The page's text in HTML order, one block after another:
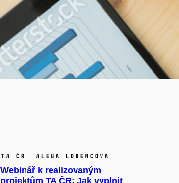
TA ČR Alena Lorencová
Webinář k realizovaným
projektům TA ČR: Jak vyplnit